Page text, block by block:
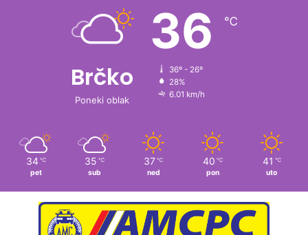
Brčko
Poneki oblak
36 ℃
36º - 26º
28%
6.01 km/h
34 ℃
pet
35 ℃
sub
37 ℃
ned
40 ℃
pon
41 ℃
uto